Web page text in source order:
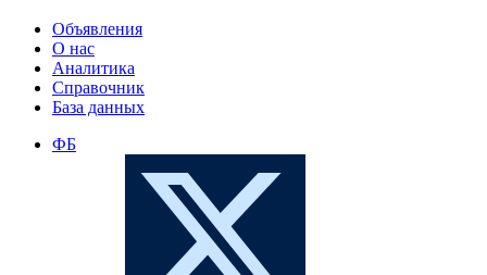
Объявления
О нас
Аналитика
Справочник
База данных
ФБ